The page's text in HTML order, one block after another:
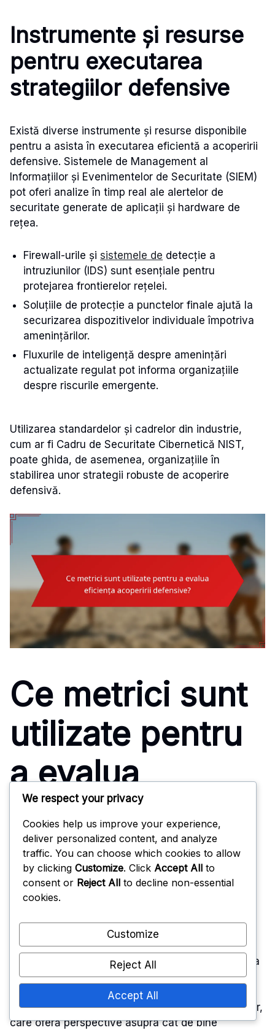
Instrumente și resurse
pentru executarea
strategiilor defensive
Există diverse instrumente și resurse disponibile
pentru a asista în executarea eficientă a acoperirii
defensive. Sistemele de Management al
Informațiilor și Evenimentelor de Securitate (SIEM)
pot oferi analize în timp real ale alertelor de
securitate generate de aplicații și hardware de
rețea.
Firewall-urile șisistemele de detecție a
intruziunilor (IDS) sunt esențiale pentru
protejarea frontierelor rețelei.
Soluțiile de protecție a punctelor finale ajută la
securizarea dispozitivelor individuale împotriva
amenințărilor.
Fluxurile de inteligență despre amenințări
actualizate regulat pot informa organizațiile
despre riscurile emergente.
Utilizarea standardelor și cadrelor din industrie,
cum ar fi Cadru de Securitate Cibernetică NIST,
poate ghida, de asemenea, organizațiile în
stabilirea unor strategii robuste de acoperire
defensivă.
Ce metrici sunt
utilizate pentru
a evalua
eficiența
acoperirii
defensive?
Evaluarea eficienței acoperirii defensive implică
analiza diferitelor metrici care reflectă capacitatea
unei echipe de a preveni jocurile de pase reușite.
Metrici cheie includ procentajul de completare
permis, yarzi pe tentativă și rapoartele de turnover,
care oferă perspective asupra cât de bine
We respect your privacy
Cookies help us improve your experience,
deliver personalized content, and analyze
traffic. You can choose which cookies to allow
by clicking Customize. Click Accept All to
consent or Reject All to decline non-essential
cookies.
Customize
Reject All
Accept All